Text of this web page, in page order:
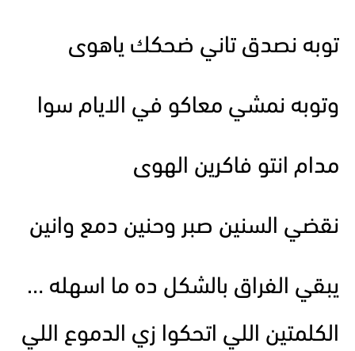
توبه نصدق تاني ضحكك ياهوى
وتوبه نمشي معاكو في الايام سوا
مدام انتو فاكرين الهوى
نقضي السنين صبر وحنين دمع وانين
يبقي الفراق بالشكل ده ما اسهله …
الكلمتين اللي اتحكوا زي الدموع اللي